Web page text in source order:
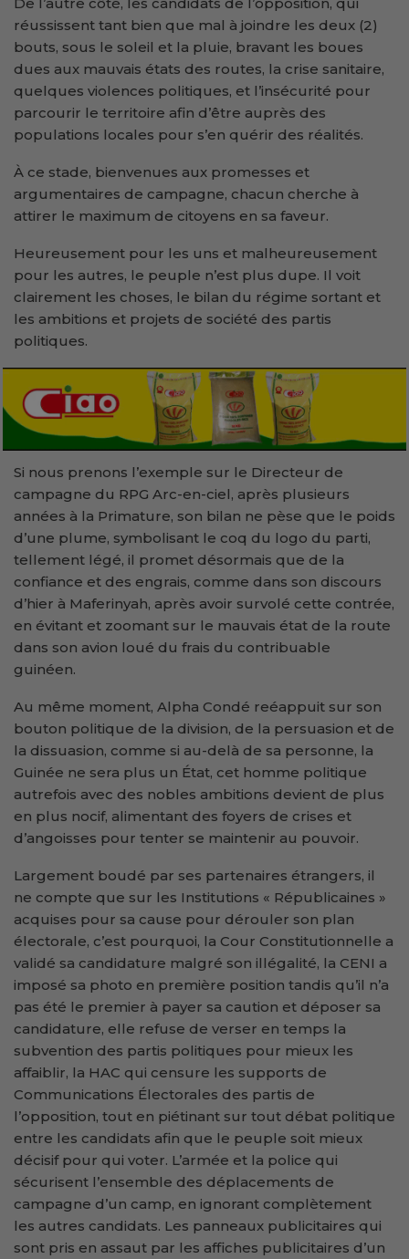
réussissent tant bien que mal à joindre les deux (2)
bouts, sous le soleil et la pluie, bravant les boues
dues aux mauvais états des routes, la crise sanitaire,
quelques violences politiques, et l’insécurité pour
parcourir le territoire afin d’être auprès des
populations locales pour s’en quérir des réalités.
À ce stade, bienvenues aux promesses et
argumentaires de campagne, chacun cherche à
attirer le maximum de citoyens en sa faveur.
Heureusement pour les uns et malheureusement
pour les autres, le peuple n’est plus dupe. Il voit
clairement les choses, le bilan du régime sortant et
les ambitions et projets de société des partis
politiques.
Si nous prenons l’exemple sur le Directeur de
campagne du RPG Arc-en-ciel, après plusieurs
années à la Primature, son bilan ne pèse que le poids
d’une plume, symbolisant le coq du logo du parti,
tellement légé, il promet désormais que de la
confiance et des engrais, comme dans son discours
d’hier à Maferinyah, après avoir survolé cette contrée,
en évitant et zoomant sur le mauvais état de la route
dans son avion loué du frais du contribuable
guinéen.
Au même moment, Alpha Condé reéappuit sur son
bouton politique de la division, de la persuasion et de
la dissuasion, comme si au-delà de sa personne, la
Guinée ne sera plus un État, cet homme politique
autrefois avec des nobles ambitions devient de plus
en plus nocif, alimentant des foyers de crises et
d’angoisses pour tenter se maintenir au pouvoir.
Largement boudé par ses partenaires étrangers, il
ne compte que sur les Institutions « Républicaines »
acquises pour sa cause pour dérouler son plan
électorale, c’est pourquoi, la Cour Constitutionnelle a
validé sa candidature malgré son illégalité, la CENI a
imposé sa photo en première position tandis qu’il n’a
pas été le premier à payer sa caution et déposer sa
candidature, elle refuse de verser en temps la
subvention des partis politiques pour mieux les
affaiblir, la HAC qui censure les supports de
Communications Électorales des partis de
l’opposition, tout en piétinant sur tout débat politique
entre les candidats afin que le peuple soit mieux
décisif pour qui voter. L’armée et la police qui
sécurisent l’ensemble des déplacements de
campagne d’un camp, en ignorant complètement
les autres candidats. Les panneaux publicitaires qui
sont pris en assaut par les affiches publicitaires d’un